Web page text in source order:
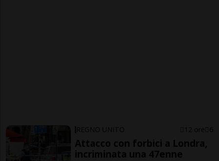
REGNO UNITO 12 ore 6
Attacco con forbici a Londra,
incriminata una 47enne